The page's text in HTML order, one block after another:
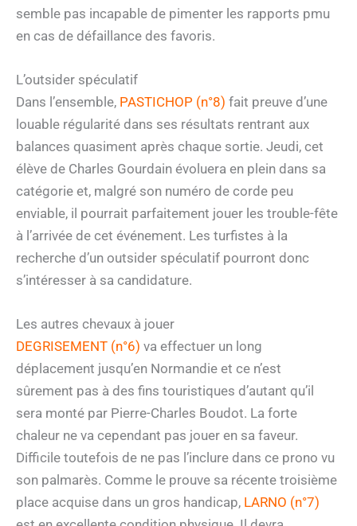
semble pas incapable de pimenter les rapports pmu
en cas de défaillance des favoris.
L’outsider spéculatif
Dans l’ensemble, PASTICHOP (n°8) fait preuve d’une
louable régularité dans ses résultats rentrant aux
balances quasiment après chaque sortie. Jeudi, cet
élève de Charles Gourdain évoluera en plein dans sa
catégorie et, malgré son numéro de corde peu
enviable, il pourrait parfaitement jouer les trouble-fête
à l’arrivée de cet événement. Les turfistes à la
recherche d’un outsider spéculatif pourront donc
s’intéresser à sa candidature.
Les autres chevaux à jouer
DEGRISEMENT (n°6) va effectuer un long
déplacement jusqu’en Normandie et ce n’est
sûrement pas à des fins touristiques d’autant qu’il
sera monté par Pierre-Charles Boudot. La forte
chaleur ne va cependant pas jouer en sa faveur.
Difficile toutefois de ne pas l’inclure dans ce prono vu
son palmarès. Comme le prouve sa récente troisième
place acquise dans un gros handicap, LARNO (n°7)